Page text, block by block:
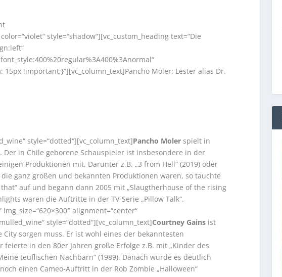
style=“shadow“][vc_custom_heading text=“Die
15px !important;}“][vc_column_text]Pancho Moler: Lester alias Dr.
style=“dotted“][vc_column_text]Pancho Moler spielt in
Der in Chile geborene Schauspieler ist insbesondere in der
Produktionen mit. Darunter z.B. „3 from Hell“ (2019) oder
die ganz großen und bekannten Produktionen waren, so tauchte
auf und begann dann 2005 mit „Slaugtherhouse of the rising
waren die Auftritte in der TV-Serie „Pillow Talk“.
alignment=“center“
style=“dotted“][vc_column_text]Courtney Gains ist
sorgen muss. Er ist wohl eines der bekanntesten
in den 80er Jahren große Erfolge z.B. mit „Kinder des
teuflischen Nachbarn“ (1989). Danach wurde es deutlich
einen Cameo-Auftritt in der Rob Zombie „Halloween“